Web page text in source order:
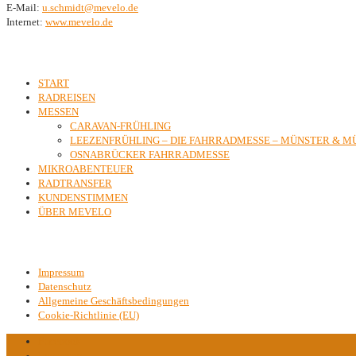
E-Mail: ed.olevem@tdimhcs.u
Internet: www.mevelo.de
START
RADREISEN
MESSEN
CARAVAN-FRÜHLING
LEEZENFRÜHLING – DIE FAHRRADMESSE – MÜNSTER &
OSNABRÜCKER FAHRRADMESSE
MIKROABENTEUER
RADTRANSFER
KUNDENSTIMMEN
ÜBER MEVELO
Impressum
Datenschutz
Allgemeine Geschäftsbedingungen
Cookie-Richtlinie (EU)